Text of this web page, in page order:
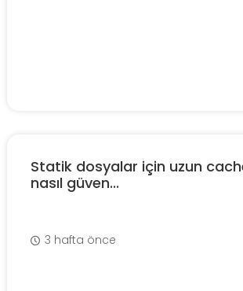
Statik dosyalar için uzun
nasıl güven...
3 hafta önce